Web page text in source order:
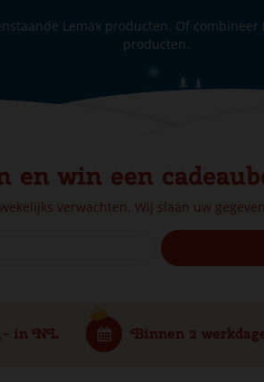
Lemax producten. Of combineer
producten.
en win een
verwachten. Wij slaan uw
in NL Binnen 2